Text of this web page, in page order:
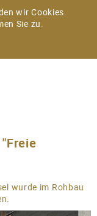
wir Cookies.
Sie zu.
wurde im Rohbau